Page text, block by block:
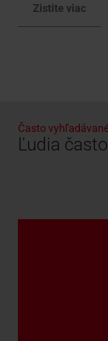
Zistite viac
Často
Ľudia